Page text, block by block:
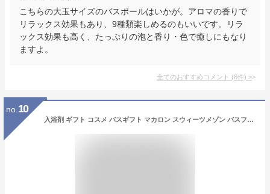
こちらの大玉サイズのバスボールはいかが。アロマの香りで
リラックス効果もあり、9種類楽しめるのもいいです。リラ
ックス効果も高く、たっぷりの泡と香り・色で癒しにもなり
ますよ。
全てのおすすめコメント (6件) >
no. 10
入浴剤 ギフト コスメ バスギフト マカロン スウィーツメゾン バスフィズ お菓子 スイーツ スウィーツ 可愛い 華やか ギフト プチギフト ボディケア いい香り 香り フローラル フルーティ